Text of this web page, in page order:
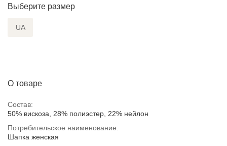
Выберите размер
UA
О товаре
Состав:
50% вискоза, 28% полиэстер, 22% нейлон
Потребительское наименование:
Шапка женская